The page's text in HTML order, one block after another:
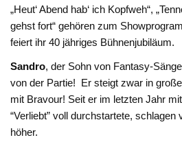
„Heut‘ Abend hab‘ ich Kopfweh“,
gehst fort“ gehören zum
feiert ihr 40 jähriges Bühnenjubiläum.
Sandro, der Sohn von Fantasy-
von der Partie! Er steigt zwar in
mit Bravour! Seit er im letzten Jahr
“Verliebt” voll durchstartete,
höher.